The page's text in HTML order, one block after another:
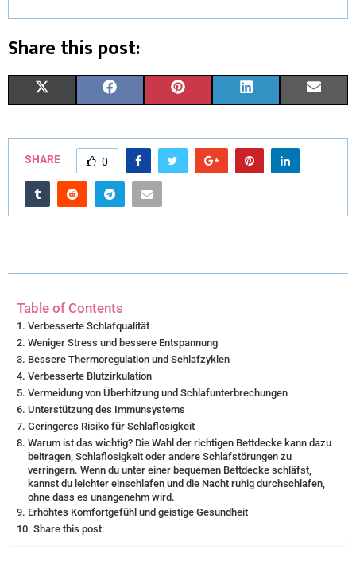
Share this post:
I
)
C
E
B
N
T
N
K
SHARE 0
Table of Contents
Verbesserte Schlafqualität
Weniger Stress und bessere Entspannung
Bessere Thermoregulation und Schlafzyklen
Verbesserte Blutzirkulation
Vermeidung von Überhitzung und Schlafunterbrechungen
Unterstützung des Immunsystems
Geringeres Risiko für Schlaflosigkeit
Warum ist das wichtig? Die Wahl der richtigen Bettdecke kann dazu
beitragen, Schlaflosigkeit oder andere Schlafstörungen zu
verringern. Wenn du unter einer bequemen Bettdecke schläfst,
kannst du leichter einschlafen und die Nacht ruhig durchschlafen,
ohne dass es unangenehm wird.
Erhöhtes Komfortgefühl und geistige Gesundheit
Share this post: